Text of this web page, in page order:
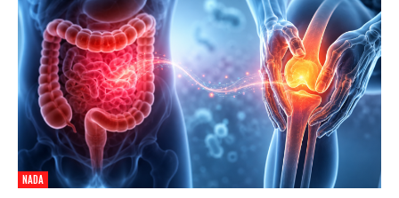
NADA